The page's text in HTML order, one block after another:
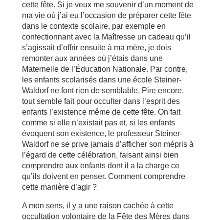
cette fête. Si je veux me souvenir d’un moment de
ma vie où j’ai eu l’occasion de préparer cette fête
dans le contexte scolaire, par exemple en
confectionnant avec la Maîtresse un cadeau qu’il
s’agissait d’offrir ensuite à ma mère, je dois
remonter aux années où j’étais dans une
Maternelle de l’Éducation Nationale. Par contre,
les enfants scolarisés dans une école Steiner-
Waldorf ne font rien de semblable. Pire encore,
tout semble fait pour occulter dans l’esprit des
enfants l’existence même de cette fête. On fait
comme si elle n’existait pas et, si les enfants
évoquent son existence, le professeur Steiner-
Waldorf ne se prive jamais d’afficher son mépris à
l’égard de cette célébration, faisant ainsi bien
comprendre aux enfants dont il a la charge ce
qu’ils doivent en penser. Comment comprendre
cette manière d’agir ?
A mon sens, il y a une raison cachée à cette
occultation volontaire de la Fête des Mères dans